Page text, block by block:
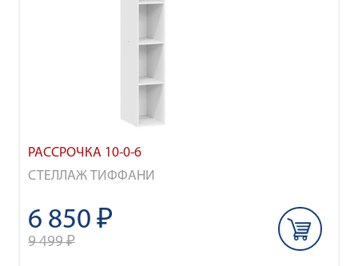
РАССРОЧКА 10-0-6
СТЕЛЛАЖ ТИФФАНИ
6 850 ₽
9 499 ₽